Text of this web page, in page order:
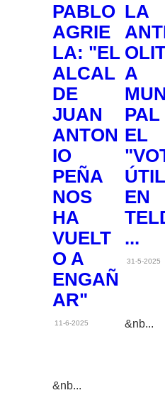
PABLO
AGRIE
LA: "EL
ALCAL
DE
JUAN
ANTON
IO
PEÑA
NOS
HA
VUELT
O A
ENGAÑ
AR"
11-6-2025
&nb...
LA
A
PAL
EL
EN
...
31-5-2025
&nb...